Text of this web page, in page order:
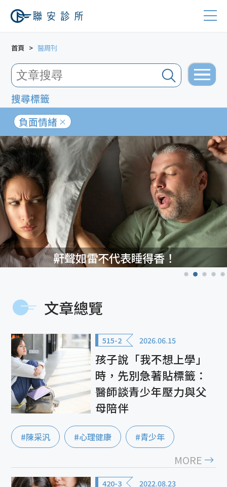
首頁 醫周刊
搜尋標籤
負面情緒
鼾聲如雷不代表睡得香！
文章總覽
515-2 2026.06.15
孩子說「我不想上學」
時，先別急著貼標籤：
醫師談青少年壓力與父
母陪伴
#陳采汎 #心理健康 #青少年
MORE
420-3 2022.08.23